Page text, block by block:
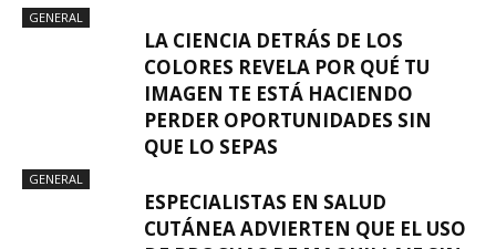
GENERAL
LA CIENCIA DETRÁS DE LOS
COLORES REVELA POR QUÉ TU
IMAGEN TE ESTÁ HACIENDO
PERDER OPORTUNIDADES SIN
QUE LO SEPAS
GENERAL
ESPECIALISTAS EN SALUD
CUTÁNEA ADVIERTEN QUE EL USO